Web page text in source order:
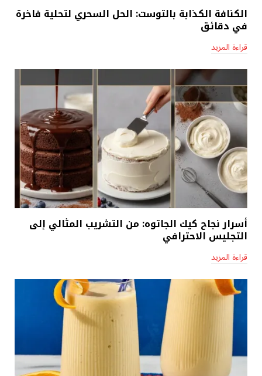
الكنافة الكذابة بالتوست: الحل السحري لتحلية فاخرة
في دقائق
قراءة المزيد
أسرار نجاح كيك الجاتوه: من التشريب المثالي إلى
التجليس الاحترافي
قراءة المزيد